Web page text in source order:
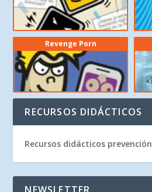
Revenge Porn
RECURSOS DIDÁCTICOS
Recursos didácticos prevención